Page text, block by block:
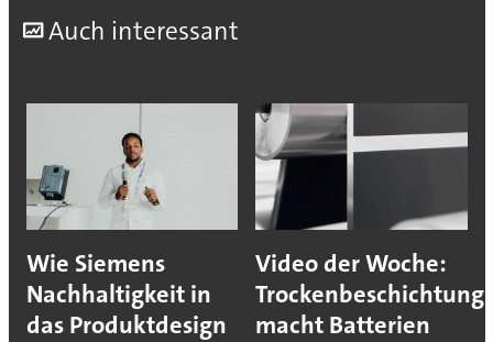
Auch interessant
Wie Siemens
Nachhaltigkeit in
das Produktdesign
Video der Woche:
Trockenbeschichtung
macht Batterien